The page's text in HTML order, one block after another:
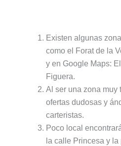
Existen algunas
como el Forat de la
y en Google Maps:
Figuera.
Al ser una zona muy
ofertas dudosas y
carteristas.
Poco local
la calle Princesa y la